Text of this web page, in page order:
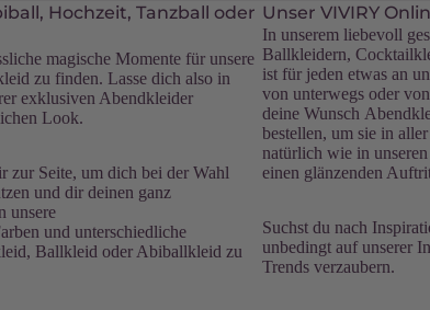
Hochzeit, Tanzball oder
magische Momente für unsere
zu finden. Lasse dich also in
exklusiven Abendkleider
Look.
zur Seite, um dich bei der Wahl
und dir deinen ganz
unsere
und unterschiedliche
Ballkleid oder Abiballkleid zu
Unser VIVIRY
In unserem liebevoll
Ballkleidern,
ist für jeden etwas an
von unterwegs oder
deine Wunsch
bestellen, um sie in
natürlich wie in
einen glänzenden
Suchst du nach
unbedingt auf unserer
Trends verzaubern.